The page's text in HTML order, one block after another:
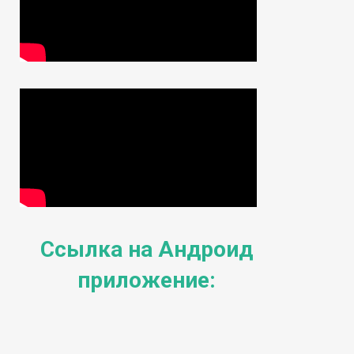
Ссылка на Андроид
приложение: